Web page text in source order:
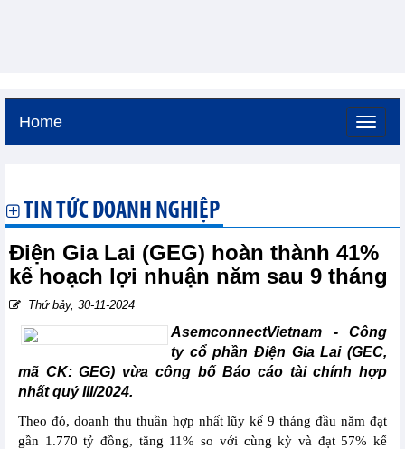
Home
TIN TỨC DOANH NGHIỆP
Điện Gia Lai (GEG) hoàn thành 41%
kế hoạch lợi nhuận năm sau 9 tháng
Thứ bảy, 30-11-2024
AsemconnectVietnam - Công
ty cổ phần Điện Gia Lai (GEC,
mã CK: GEG) vừa công bố Báo cáo tài chính hợp
nhất quý III/2024.
Theo đó, doanh thu thuần hợp nhất lũy kế 9 tháng đầu năm đạt
gần 1.770 tỷ đồng, tăng 11% so với cùng kỳ và đạt 57% kế